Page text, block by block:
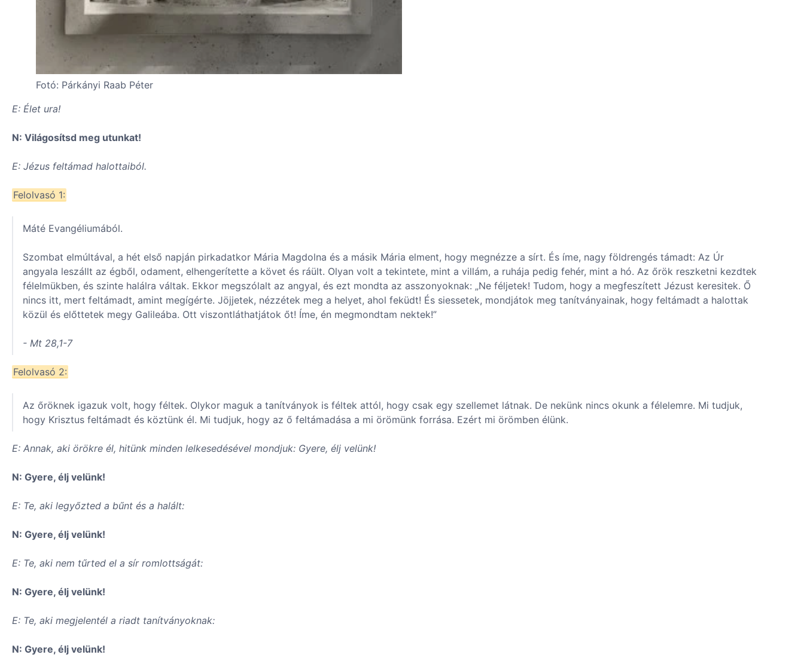
Fotó: Párkányi Raab Péter
E: Élet ura!
N: Világosítsd meg utunkat!
E: Jézus feltámad halottaiból.
Felolvasó 1:
Máté Evangéliumából.
Szombat elmúltával, a hét első napján pirkadatkor Mária Magdolna és a másik Mária elment, hogy megnézze a sírt. És íme, nagy földrengés támadt: Az Úr
angyala leszállt az égből, odament, elhengerítette a követ és ráült. Olyan volt a tekintete, mint a villám, a ruhája pedig fehér, mint a hó. Az őrök reszketni kezdtek
félelmükben, és szinte halálra váltak. Ekkor megszólalt az angyal, és ezt mondta az asszonyoknak: „Ne féljetek! Tudom, hogy a megfeszített Jézust keresitek. Ő
nincs itt, mert feltámadt, amint megígérte. Jöjjetek, nézzétek meg a helyet, ahol feküdt! És siessetek, mondjátok meg tanítványainak, hogy feltámadt a halottak
közül és előttetek megy Galileába. Ott viszontláthatjátok őt! Íme, én megmondtam nektek!”
- Mt 28,1-7
Felolvasó 2:
Az őröknek igazuk volt, hogy féltek. Olykor maguk a tanítványok is féltek attól, hogy csak egy szellemet látnak. De nekünk nincs okunk a félelemre. Mi tudjuk,
hogy Krisztus feltámadt és köztünk él. Mi tudjuk, hogy az ő feltámadása a mi örömünk forrása. Ezért mi örömben élünk.
E: Annak, aki örökre él, hitünk minden lelkesedésével mondjuk: Gyere, élj velünk!
N: Gyere, élj velünk!
E: Te, aki legyőzted a bűnt és a halált:
N: Gyere, élj velünk!
E: Te, aki nem tűrted el a sír romlottságát:
N: Gyere, élj velünk!
E: Te, aki megjelentél a riadt tanítványoknak:
N: Gyere, élj velünk!